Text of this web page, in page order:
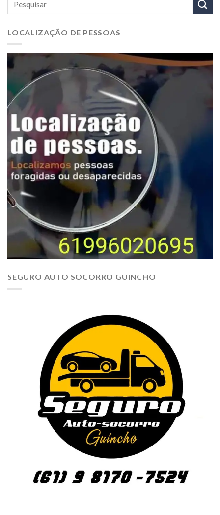
LOCALIZAÇÃO DE PESSOAS
SEGURO AUTO SOCORRO GUINCHO